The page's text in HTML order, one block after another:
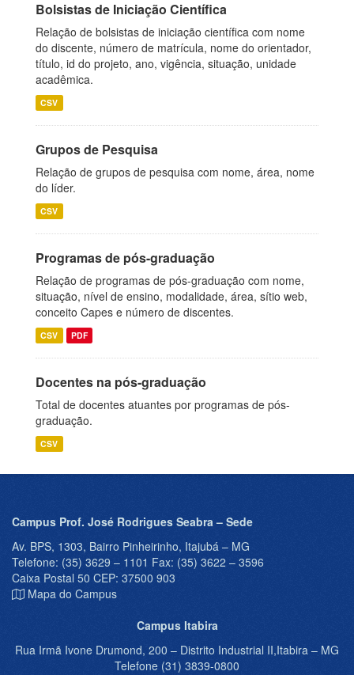
Bolsistas de Iniciação Científica
Relação de bolsistas de iniciação científica com nome
do discente, número de matrícula, nome do orientador,
título, id do projeto, ano, vigência, situação, unidade
acadêmica.
CSV
Grupos de Pesquisa
Relação de grupos de pesquisa com nome, área, nome
do líder.
CSV
Programas de pós-graduação
Relação de programas de pós-graduação com nome,
situação, nível de ensino, modalidade, área, sítio web,
conceito Capes e número de discentes.
CSV PDF
Docentes na pós-graduação
Total de docentes atuantes por programas de pós-
graduação.
CSV
Campus Prof. José Rodrigues Seabra – Sede
Av. BPS, 1303, Bairro Pinheirinho, Itajubá – MG
Telefone: (35) 3629 – 1101 Fax: (35) 3622 – 3596
Caixa Postal 50 CEP: 37500 903
Mapa do Campus
Campus Itabira
Rua Irmã Ivone Drumond, 200 – Distrito Industrial II,Itabira – MG
Telefone (31) 3839-0800